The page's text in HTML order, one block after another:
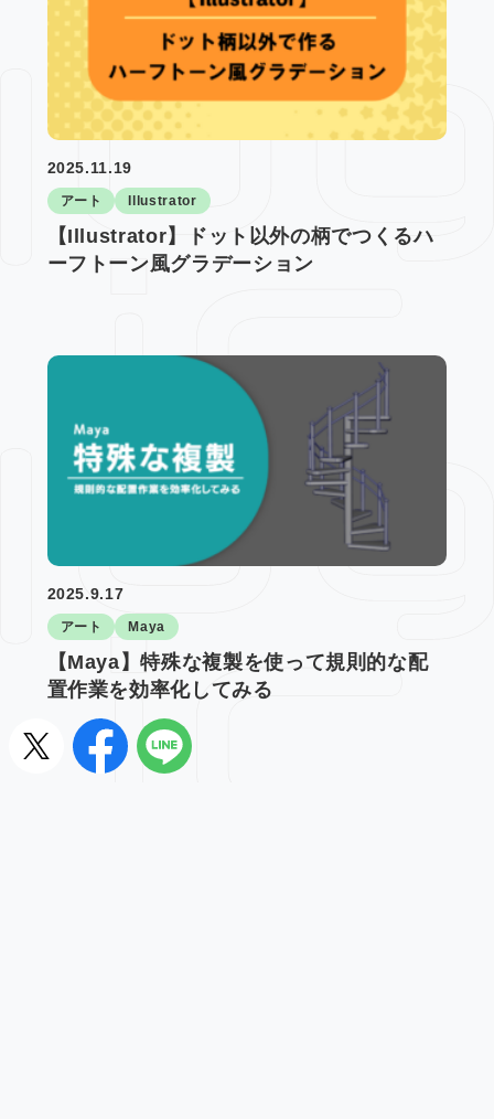
2025.11.19
アート Illustrator
【Illustrator】ドット以外の柄でつくるハ
ーフトーン風グラデーション
2025.9.17
アート Maya
【Maya】特殊な複製を使って規則的な配
置作業を効率化してみる